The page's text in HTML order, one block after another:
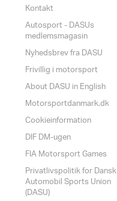
Kontakt
Autosport - DASUs
medlemsmagasin
Nyhedsbrev fra DASU
Frivillig i motorsport
About DASU in English
Motorsportdanmark.dk
Cookieinformation
DIF DM-ugen
FIA Motorsport Games
Privatlivspolitik for Dansk
Automobil Sports Union
(DASU)